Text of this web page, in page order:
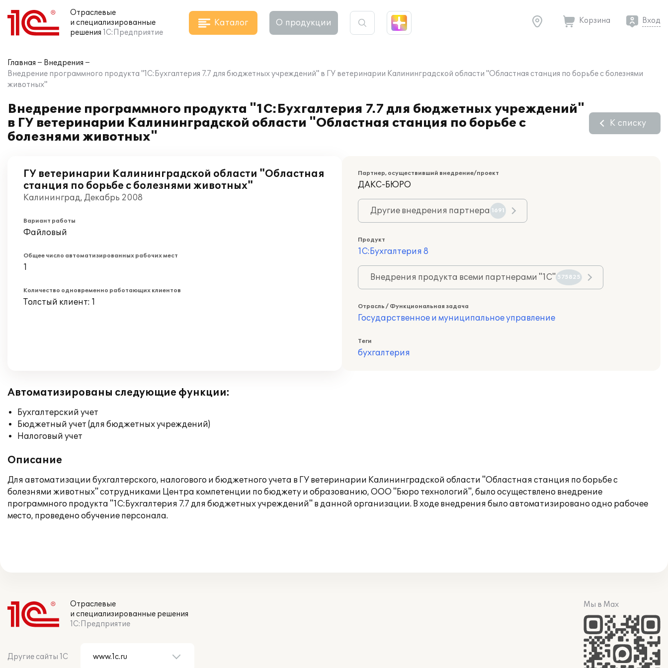
Отраслевые
и специализированные
решения 1С:Предприятие
Каталог О продукции Корзина Вход
Главная
Внедрения
Внедрение программного продукта "1С:Бухгалтерия 7.7 для бюджетных учреждений" в ГУ ветеринарии Калининградской области "Областная станция по борьбе с болезнями
животных"
Внедрение программного продукта "1С:Бухгалтерия 7.7 для бюджетных учреждений"
в ГУ ветеринарии Калининградской области "Областная станция по борьбе с
болезнями животных"
К списку
ГУ ветеринарии Калининградской области "Областная
станция по борьбе с болезнями животных"
Калининград, Декабрь 2008
Вариант работы
Файловый
Общее число автоматизированных рабочих мест
1
Количество одновременно работающих клиентов
Толстый клиент: 1
Партнер, осуществивший внедрение/проект
ДАКС-БЮРО
Другие внедрения партнера 1691
Продукт
1С:Бухгалтерия 8
Внедрения продукта всеми партнерами "1С" 575825
Отрасль / Функциональная задача
Государственное и муниципальное управление
Теги
бухгалтерия
Автоматизированы следующие функции:
Бухгалтерский учет
Бюджетный учет (для бюджетных учреждений)
Налоговый учет
Описание
Для автоматизации бухгалтерского, налогового и бюджетного учета в ГУ ветеринарии Калининградской области "Областная станция по борьбе с
болезнями животных" сотрудниками Центра компетенции по бюджету и образованию, ООО "Бюро технологий", было осуществлено внедрение
программного продукта "1С:Бухгалтерия 7.7 для бюджетных учреждений" в данной организации. В ходе внедрения было автоматизировано одно рабочее
место, проведено обучение персонала.
Отраслевые
и специализированные решения
1С:Предприятие
Другие сайты 1С
Мы в Max